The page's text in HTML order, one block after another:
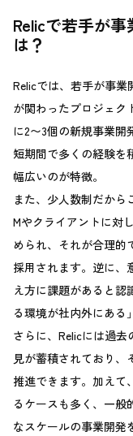
Relicで若手が
は？
Relicでは、若手が事
が関わったプロジェク
に2〜3個の新規事業開
短期間で多くの経験を
幅広いのが特徴。
また、少人数制だか
Mやクライアントに対
められ、それが合理的
採用されます。逆に、
え方に課題があると認
る環境が社内外にある
さらに、Relicには過
見が蓄積されており、
推進できます。加えて
るケースも多く、一般
なスケールの事業開発